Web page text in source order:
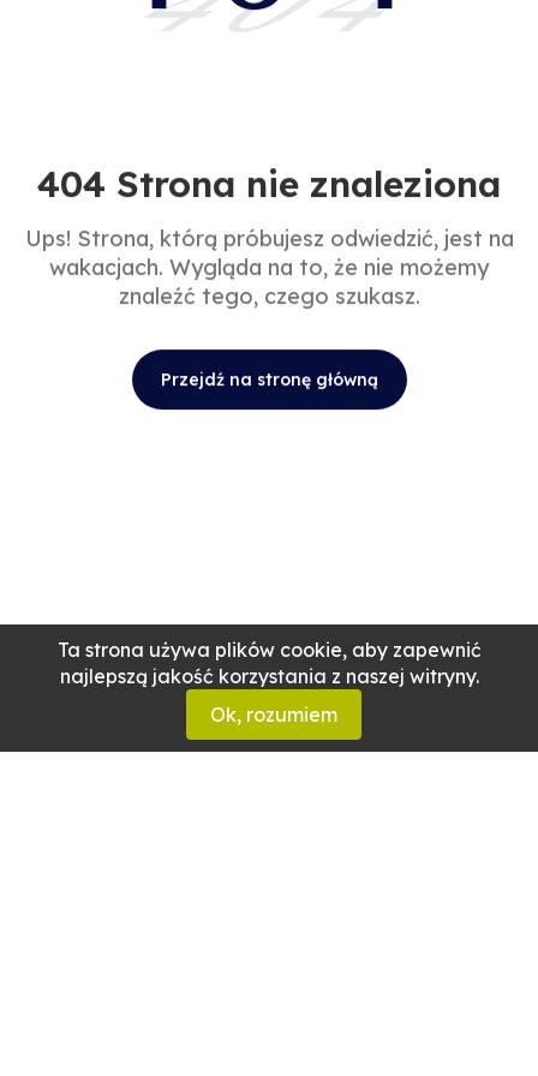
Ta strona używa plików cookie, aby zapewnić
najlepszą jakość korzystania z naszej witryny.
Ok, rozumiem
404 Strona nie znaleziona
Ups! Strona, którą próbujesz odwiedzić, jest na
wakacjach. Wygląda na to, że nie możemy
znaleźć tego, czego szukasz.
Przejdź na stronę główną